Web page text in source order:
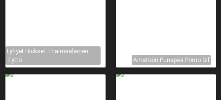
Lyhyet Hiukset Thaimaalainen
Tyttö
Amatööri Punapää Porno Gif